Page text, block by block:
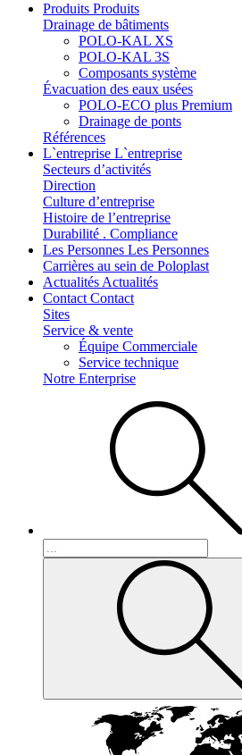
Produits Produits
Drainage de bâtiments
POLO-KAL XS
POLO-KAL 3S
Composants système
Évacuation des eaux usées
POLO-ECO plus Premium
Drainage de ponts
Références
L`entreprise L`entreprise
Secteurs d’activités
Direction
Culture d’entreprise
Histoire de l’entreprise
Durabilité . Compliance
Les Personnes Les Personnes
Carrières au sein de Poloplast
Actualités Actualités
Contact Contact
Sites
Service & vente
Équipe Commerciale
Service technique
Notre Enterprise